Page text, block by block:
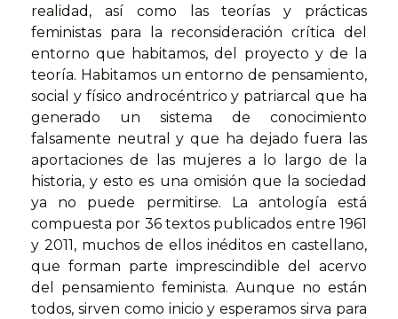
realidad, así como las teorías y prácticas
feministas para la reconsideración crítica del
entorno que habitamos, del proyecto y de la
teoría. Habitamos un entorno de pensamiento,
social y físico androcéntrico y patriarcal que ha
generado un sistema de conocimiento
falsamente neutral y que ha dejado fuera las
aportaciones de las mujeres a lo largo de la
historia, y esto es una omisión que la sociedad
ya no puede permitirse. La antología está
compuesta por 36 textos publicados entre 1961
y 2011, muchos de ellos inéditos en castellano,
que forman parte imprescindible del acervo
del pensamiento feminista. Aunque no están
todos, sirven como inicio y esperamos sirva para